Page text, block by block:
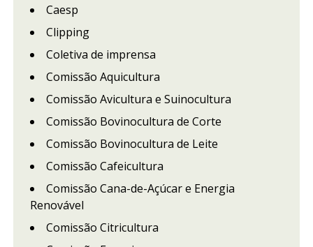
Caesp
Clipping
Coletiva de imprensa
Comissão Aquicultura
Comissão Avicultura e Suinocultura
Comissão Bovinocultura de Corte
Comissão Bovinocultura de Leite
Comissão Cafeicultura
Comissão Cana-de-Açúcar e Energia
Renovável
Comissão Citricultura